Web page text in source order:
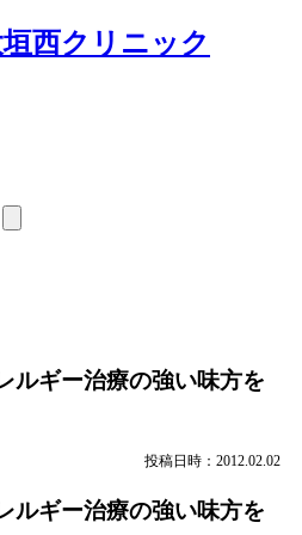
ルギー治療の強い味方を
投稿日時：2012.02.02
ルギー治療の強い味方を